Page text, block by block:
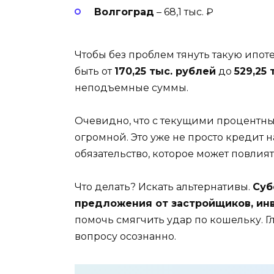
Волгоград – 68,1 тыс. ₽
Чтобы без проблем тянуть такую
быть от 170,25 тыс. рублей до529,25
неподъемные суммы.
Очевидно, что с текущими
огромной. Это уже не просто кредит
обязательство, которое может
Что делать? Искать альтернативы.
предложения от застройщиков,
помочь смягчить удар по кошельку.
вопросу осознанно.